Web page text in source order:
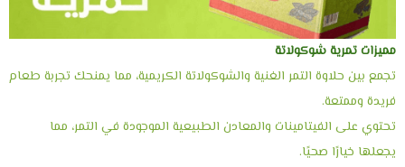
مميزات تمرية شوكولاتة
تجمع بين حلاوة التمر الغنية والشوكولاتة الكريمية، مما يمنحك تجربة طعام
فريدة وممتعة.
تحتوي على الفيتامينات والمعادن الطبيعية الموجودة في التمر، مما
يجعلها خيارًا صحيًا.